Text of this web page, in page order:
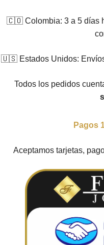
🇨🇴 Colombia: 3 a 5 días
🇺🇸 Estados Unidos:
Todos los pedidos
Pagos
Aceptamos tarjetas,